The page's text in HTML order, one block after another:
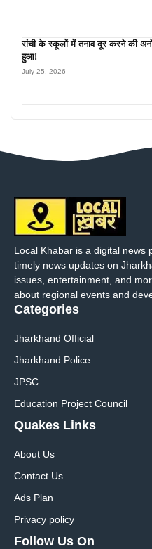
रांची के स्कूलों में तनाव दूर करने की
हुआ!
July 25, 2026
Local Khabar is a digital news
timely news updates on
issues, entertainment, and
about regional events and
Categories
Jharkhand Official
Jharkhand Police
JPSC
Education Project Council
Quakes Links
About Us
Contact Us
Ads Plan
Privacy policy
Follow Us On